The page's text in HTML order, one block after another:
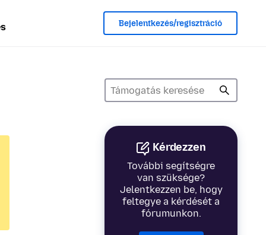
Bejelentkezés/regisztráció
Kérdezzen
További segítségre
van szüksége?
Jelentkezzen be, hogy
feltegye a kérdését a
fórumunkon.